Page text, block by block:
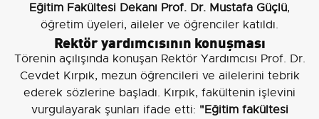
Eğitim Fakültesi Dekanı Prof. Dr. Mustafa Güçlü,
öğretim üyeleri, aileler ve öğrenciler katıldı.
Rektör yardımcısının konuşması
Törenin açılışında konuşan Rektör Yardımcısı Prof. Dr.
Cevdet Kırpık, mezun öğrencileri ve ailelerini tebrik
ederek sözlerine başladı. Kırpık, fakültenin işlevini
vurgulayarak şunları ifade etti: "Eğitim fakültesi